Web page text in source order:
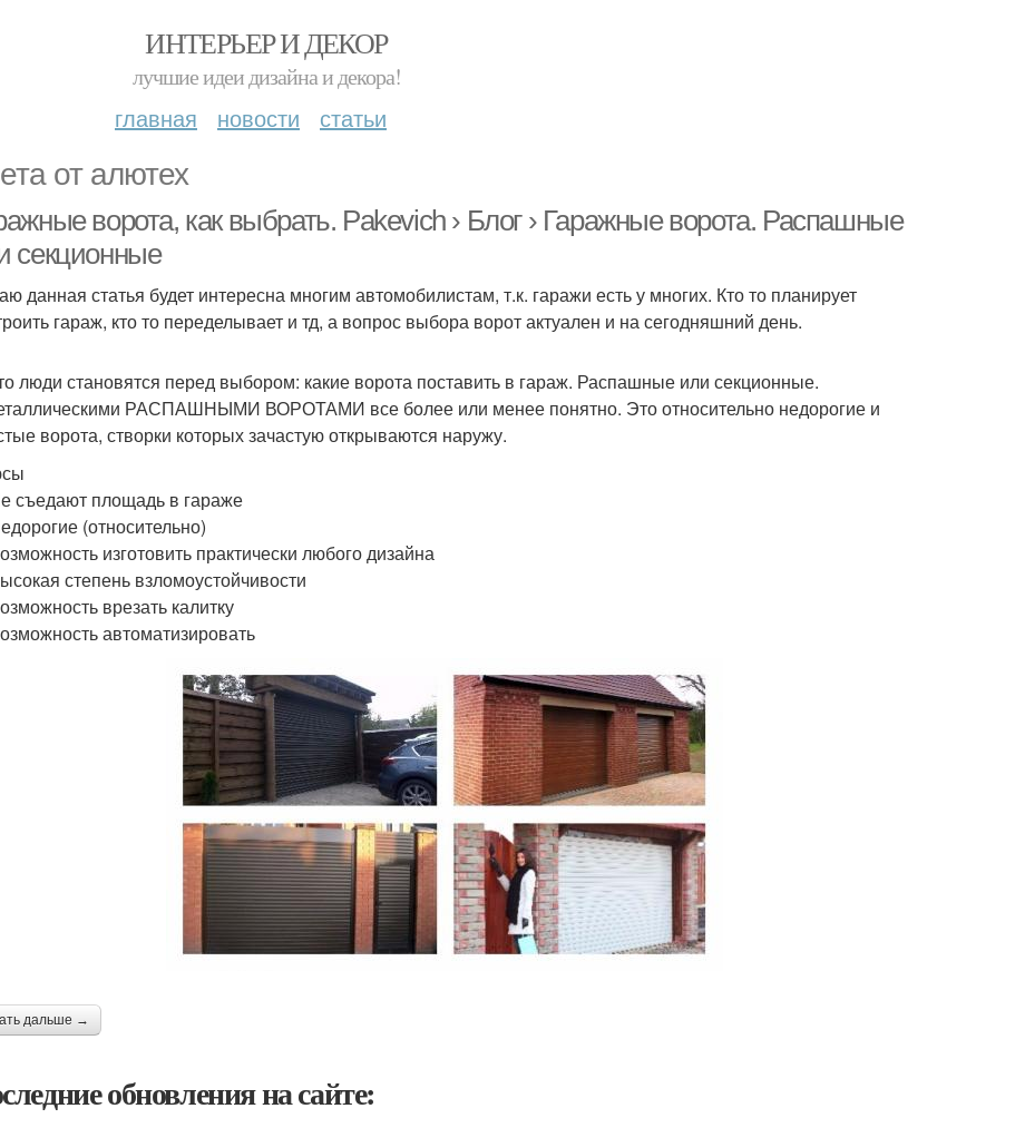
ИНТЕРЬЕР И ДЕКОР
лучшие идеи дизайна и декора!
главная новости статьи
от алютех
ворота, как выбрать. Pakevich › Блог › Гаражные ворота. Распашные
секционные
данная статья будет интересна многим автомобилистам, т.к. гаражи есть у многих. Кто то планирует
гараж, кто то переделывает и тд, а вопрос выбора ворот актуален и на сегодняшний день.
люди становятся перед выбором: какие ворота поставить в гараж. Распашные или секционные.
РАСПАШНЫМИ ВОРОТАМИ все более или менее понятно. Это относительно недорогие и
ворота, створки которых зачастую открываются наружу.
съедают площадь в гараже
(относительно)
изготовить практически любого дизайна
степень взломоустойчивости
врезать калитку
автоматизировать
дальше →
обновления на сайте: